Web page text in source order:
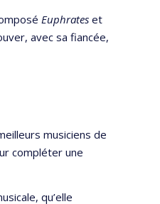
Euphrates et
avec sa fiancée,
musiciens de
compléter une
qu’elle